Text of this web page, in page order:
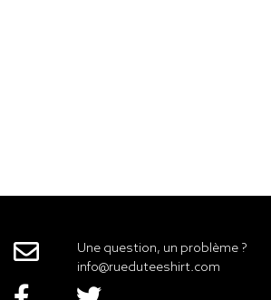
Une question, un problème ?
info@rueduteeshirt.com